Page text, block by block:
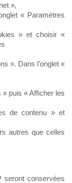
»,
« Paramètres
» et choisir «
». Dans l’onglet «
puis « Afficher les
de contenu » et
autres que celles
seront conservées